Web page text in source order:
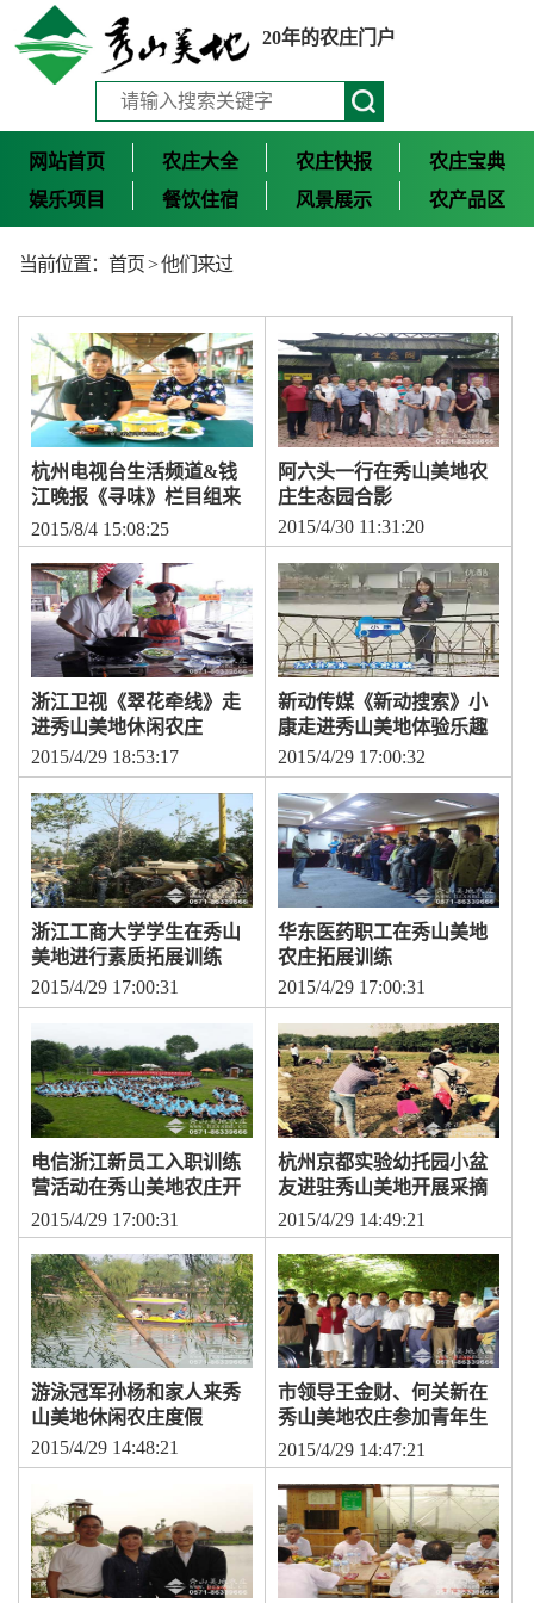
20年的农庄门户
网站首页 农庄大全 农庄快报
农庄宝典
娱乐项目
餐饮住宿 风景展示 农产品区
当前位置： 首页 >他们来过
杭州电视台生活频道&钱
江晚报《寻味》栏目组来
到秀山美地农庄
2015/8/4 15:08:25
阿六头一行在秀山美地农
庄生态园合影
2015/4/30 11:31:20
浙江卫视《翠花牵线》走
进秀山美地休闲农庄
2015/4/29 18:53:17
新动传媒《新动搜索》小
康走进秀山美地体验乐趣
2015/4/29 17:00:32
浙江工商大学学生在秀山
美地进行素质拓展训练
2015/4/29 17:00:31
华东医药职工在秀山美地
农庄拓展训练
2015/4/29 17:00:31
电信浙江新员工入职训练
营活动在秀山美地农庄开
展
2015/4/29 17:00:31
杭州京都实验幼托园小盆
友进驻秀山美地开展采摘
亲子游
2015/4/29 14:49:21
游泳冠军孙杨和家人来秀
山美地休闲农庄度假
2015/4/29 14:48:21
市领导王金财、何关新在
秀山美地农庄参加青年生
活访谈会
2015/4/29 14:47:21